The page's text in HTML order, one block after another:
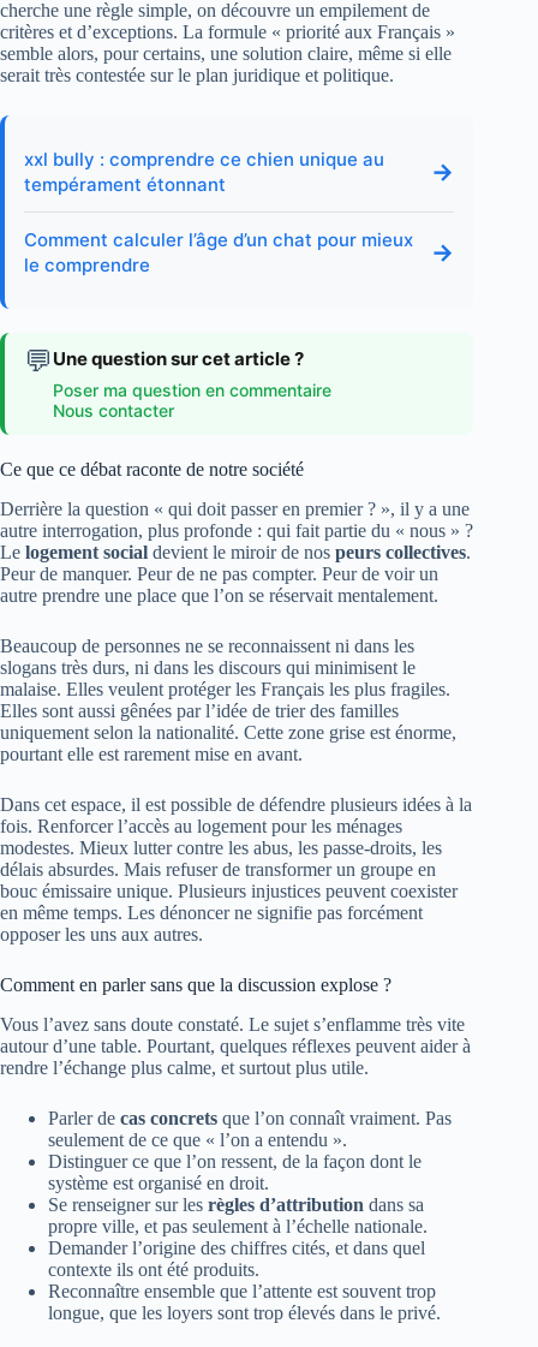
cherche une règle simple, on découvre un empilement de
critères et d’exceptions. La formule « priorité aux Français »
semble alors, pour certains, une solution claire, même si elle
serait très contestée sur le plan juridique et politique.
xxl bully : comprendre ce chien unique au
tempérament étonnant
→
Comment calculer l’âge d’un chat pour mieux
le comprendre
→
💬 Une question sur cet article ?
Poser ma question en commentaire
Nous contacter
Ce que ce débat raconte de notre société
Derrière la question « qui doit passer en premier ? », il y a une
autre interrogation, plus profonde : qui fait partie du « nous » ?
Le logement social devient le miroir de nos peurs collectives.
Peur de manquer. Peur de ne pas compter. Peur de voir un
autre prendre une place que l’on se réservait mentalement.
Beaucoup de personnes ne se reconnaissent ni dans les
slogans très durs, ni dans les discours qui minimisent le
malaise. Elles veulent protéger les Français les plus fragiles.
Elles sont aussi gênées par l’idée de trier des familles
uniquement selon la nationalité. Cette zone grise est énorme,
pourtant elle est rarement mise en avant.
Dans cet espace, il est possible de défendre plusieurs idées à la
fois. Renforcer l’accès au logement pour les ménages
modestes. Mieux lutter contre les abus, les passe-droits, les
délais absurdes. Mais refuser de transformer un groupe en
bouc émissaire unique. Plusieurs injustices peuvent coexister
en même temps. Les dénoncer ne signifie pas forcément
opposer les uns aux autres.
Comment en parler sans que la discussion explose ?
Vous l’avez sans doute constaté. Le sujet s’enflamme très vite
autour d’une table. Pourtant, quelques réflexes peuvent aider à
rendre l’échange plus calme, et surtout plus utile.
Parler de cas concrets que l’on connaît vraiment. Pas
seulement de ce que « l’on a entendu ».
Distinguer ce que l’on ressent, de la façon dont le
système est organisé en droit.
Se renseigner sur les règles d’attribution dans sa
propre ville, et pas seulement à l’échelle nationale.
Demander l’origine des chiffres cités, et dans quel
contexte ils ont été produits.
Reconnaître ensemble que l’attente est souvent trop
longue, que les loyers sont trop élevés dans le privé.